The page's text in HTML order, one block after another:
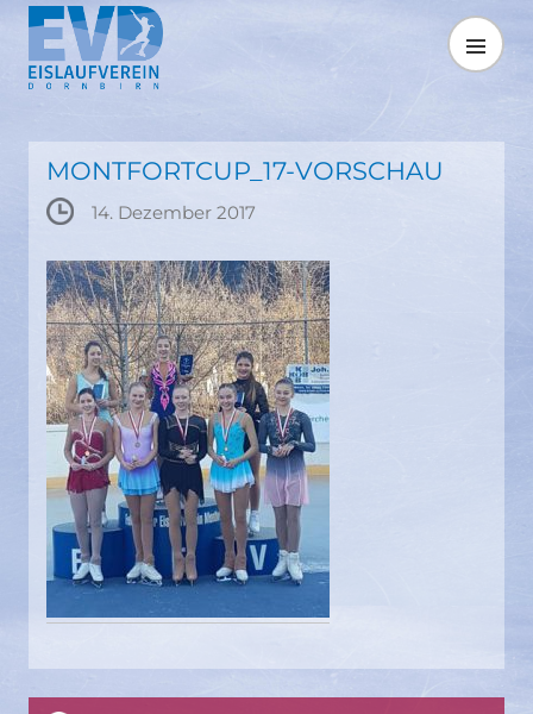
Springe
zum
Inhalt
MENÜ
MONTFORTCUP_17-VORSCHAU
14. Dezember 2017